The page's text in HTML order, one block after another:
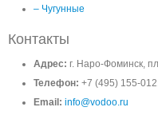
– Чугунные
Контакты
Адрес: г. Наро-Фоминск,
Телефон: +7 (495) 155-
Email: info@vodoo.ru